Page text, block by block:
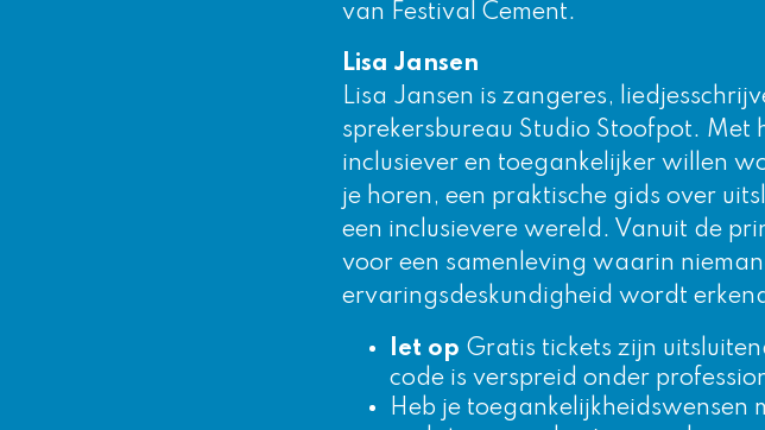
van Festival Cement.
Lisa Jansen
Lisa Jansen is zangeres,
sprekersbureau Studio Stoofpot.
inclusiever en toegankelijker willen
je horen , een praktische gids over
een inclusievere wereld. Vanuit de
voor een samenleving waarin
ervaringsdeskundigheid wordt
let op Gratis tickets zijn
code is verspreid onder
Heb je toegankelijkheidswensen